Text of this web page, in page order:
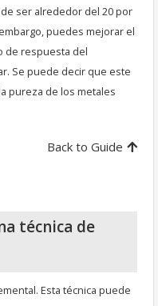
ser alrededor del 20 por
puedes mejorar el
de respuesta del
Se puede decir que este
pureza de los metales
Back to Guide
técnica de
Esta técnica puede